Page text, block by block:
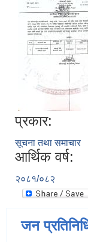
प्रकार:
सूचना तथा समाचार
आर्थिक वर्ष:
२०८१/०८२
जन